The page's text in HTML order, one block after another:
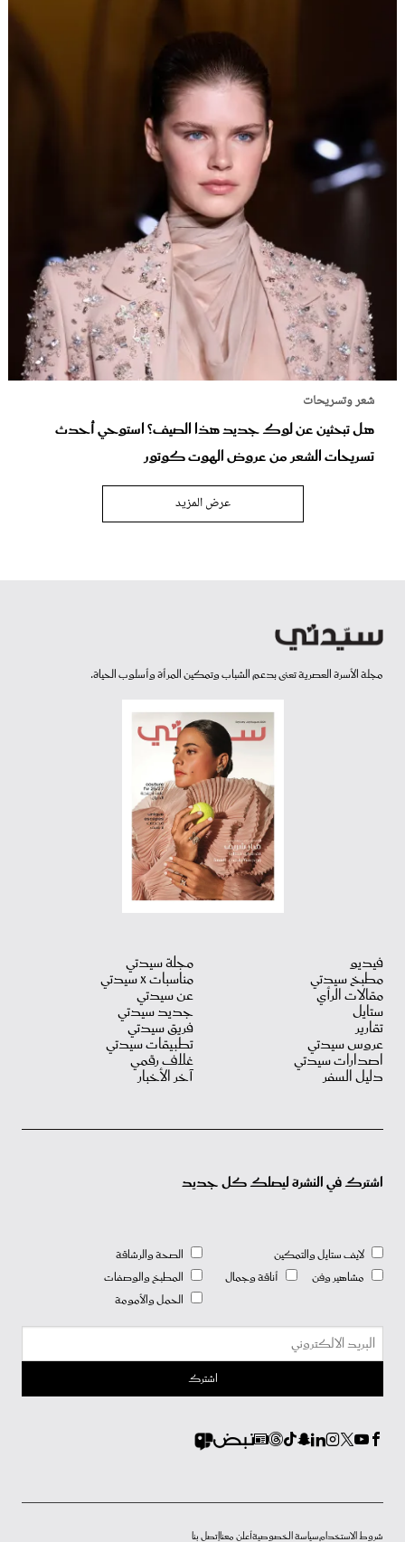
شعر وتسريحات
هل تبحثين عن لوك جديد هذا الصيف؟ استوحي أحدث
تسريحات الشعر من عروض الهوت كوتور
عرض المزيد
مجلة الأسرة العصرية تعنى بدعم الشباب وتمكين المرأة وأسلوب الحياة.
فيديو
مطبخ سيدتي
مقالات الرأي
ستايل
تقارير
عروس سيدتي
اصدارات سيدتي
دليل السفر
مجلة سيدتي
مناسبات X سيدتي
عن سيدتي
جديد سيدتي
فريق سيدتي
تطبيقات سيدتي
غلاف رقمي
آخر الأخبار
اشترك في النشرة ليصلك كل جديد
لايف ستايل والتمكين
مشاهير وفن
أناقة وجمال
الصحة والرشاقة
المطبخ والوصفات
الحمل والأمومة
شروط الاستخدامسياسة الخصوصيةأعلن معناإتصل بنا